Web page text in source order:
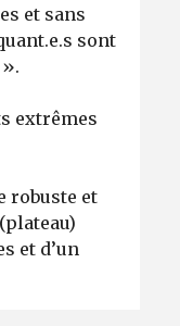
et sans
sont
extrêmes
robuste et
et d’un